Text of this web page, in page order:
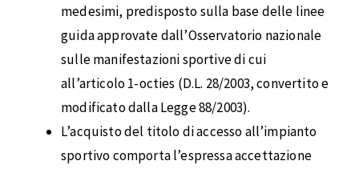
medesimi, predisposto sulla base delle linee
guida approvate dall’Osservatorio nazionale
sulle manifestazioni sportive di cui
all’articolo 1-octies (D.L. 28/2003, convertito e
modificato dalla Legge 88/2003).
L’acquisto del titolo di accesso all’impianto
sportivo comporta l’espressa accettazione